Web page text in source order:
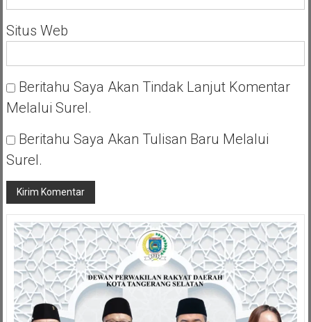
Situs Web
Beritahu Saya Akan Tindak Lanjut Komentar
Melalui Surel.
Beritahu Saya Akan Tulisan Baru Melalui
Surel.